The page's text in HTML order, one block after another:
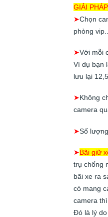
GIẢI
➤Chọn
phòng vip..
➤Với mỗi
Ví dụ bạn
lưu lại
➤Không
camera
➤Số
➤Bãi giữ
trụ chống
bãi xe ra
có mang
camera
Đó là lý